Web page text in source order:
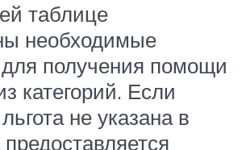
таблице
необходимые
получения помощи
категорий. Если
не указана в